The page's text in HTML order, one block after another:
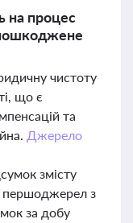
на процес
чистоту
що є
та
Джерело
змісту
першоджерел з
за добу